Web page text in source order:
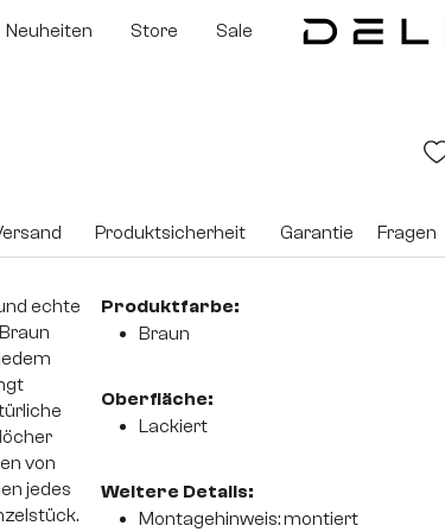
Neuheiten Store Sale
Produktsicherheit Garantie Fragen
echte
von
jedes
Produktfarbe:
Braun
Oberfläche:
Lackiert
Weitere Details:
Montagehinweis: montiert